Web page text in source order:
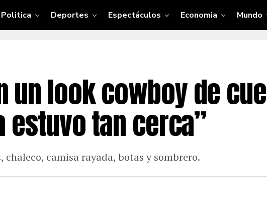
Politica Deportes Espectáculos Economia Mundo
un look cowboy de
estuvo tan cerca”
camisa rayada, botas y sombrero.